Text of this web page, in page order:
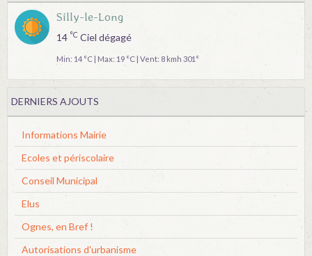
Silly-le-Long
14 °C Ciel dégagé
Min: 14 °C | Max: 19 °C | Vent: 8 kmh 301°
DERNIERS AJOUTS
Informations Mairie
Ecoles et périscolaire
Conseil Municipal
Elus
Ognes, en Bref !
Autorisations d'urbanisme